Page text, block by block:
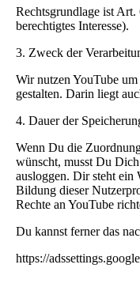
Rechtsgrundlage ist
berechtigtes Interesse).
3. Zweck der
Wir nutzen YouTube
gestalten. Darin liegt
4. Dauer der
Wenn Du die
wünscht, musst Du
ausloggen. Dir steht ein
Bildung dieser
Rechte an YouTube
Du kannst ferner das
https://